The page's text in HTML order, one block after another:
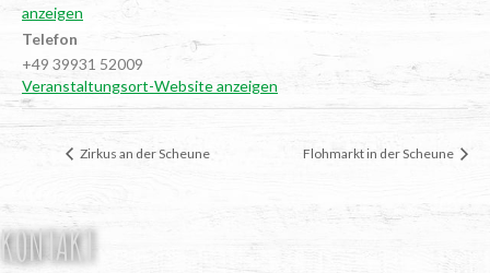
anzeigen
Telefon
+49 39931 52009
Veranstaltungsort-Website anzeigen
Zir­kus an der Scheune Floh­markt in der Scheune
KONTAKT